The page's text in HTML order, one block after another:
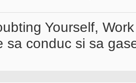
Yourself,
sa conduc si sa